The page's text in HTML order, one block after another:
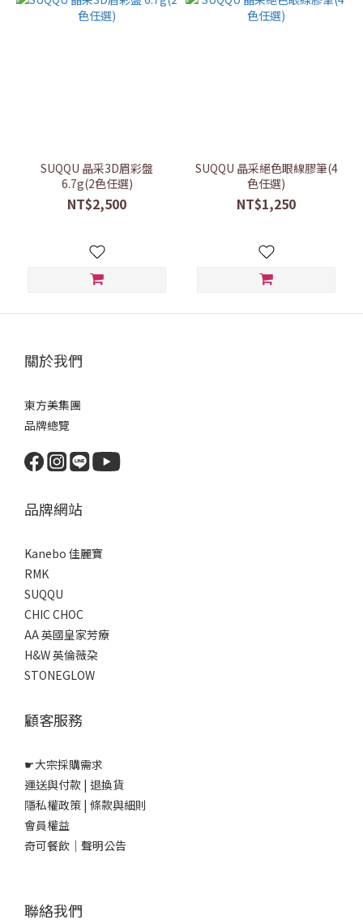
SUQQU 晶采3D眉彩盤
6.7g(2色任選)
NT$2,500
SUQQU 晶采絕色眼線膠筆(4
色任選)
NT$1,250
關於我們
東方美集團
品牌總覽
品牌網站
Kanebo 佳麗寶
RMK
SUQQU
CHIC CHOC
AA 英國皇家芳療
H&W 英倫薇朶
STONEGLOW
顧客服務
☛大宗採購需求
運送與付款 | 退換貨
隱私權政策 | 條款與細則
會員權益
奇可餐飲｜聲明公告
聯絡我們